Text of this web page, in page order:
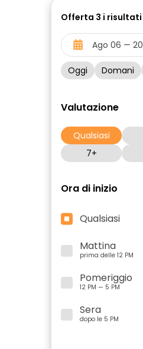
Offerta 3 i risultati
Oggi Domani
Valutazione
Qualsiasi
7+
Ora di inizio
Qualsiasi
Mattina
prima delle 12 PM
Pomeriggio
12 PM — 5 PM
Sera
dopo le 5 PM